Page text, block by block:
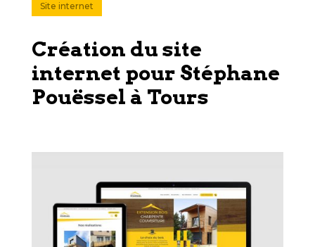
Site internet
Création du site
internet pour Stéphane
Pouëssel à Tours